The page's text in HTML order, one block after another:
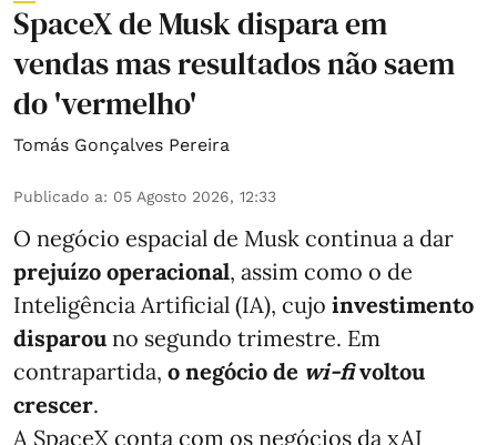
SpaceX de Musk dispara em
vendas mas resultados não saem
do 'vermelho'
Tomás Gonçalves Pereira
Publicado a: 05 Agosto 2026, 12:33
O negócio espacial de Musk continua a dar
prejuízo operacional, assim como o de
Inteligência Artificial (IA), cujo investimento
disparou no segundo trimestre. Em
contrapartida, o negócio de wi-fivoltou
crescer.
A SpaceX conta com os negócios da xAI